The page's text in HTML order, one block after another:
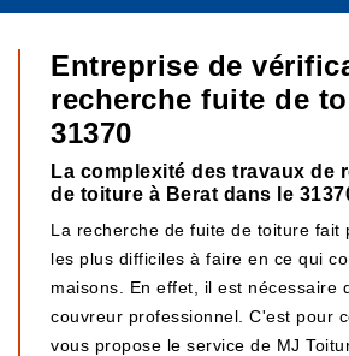
Entreprise de
recherche fuite de
31370
La complexité des travaux de
de toiture à Berat dans le
La recherche de fuite de toiture fait
les plus difficiles à faire en ce qui
maisons. En effet, il est nécessaire
couvreur professionnel. C'est pour
vous propose le service de MJ